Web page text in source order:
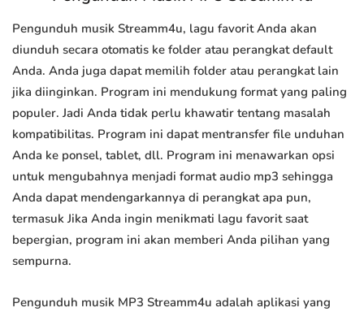
Pengunduh musik Streamm4u, lagu favorit Anda akan
diunduh secara otomatis ke folder atau perangkat default
Anda. Anda juga dapat memilih folder atau perangkat lain
jika diinginkan. Program ini mendukung format yang paling
populer. Jadi Anda tidak perlu khawatir tentang masalah
kompatibilitas. Program ini dapat mentransfer file unduhan
Anda ke ponsel, tablet, dll. Program ini menawarkan opsi
untuk mengubahnya menjadi format audio mp3 sehingga
Anda dapat mendengarkannya di perangkat apa pun,
termasuk Jika Anda ingin menikmati lagu favorit saat
bepergian, program ini akan memberi Anda pilihan yang
sempurna.
Pengunduh musik MP3 Streamm4u adalah aplikasi yang